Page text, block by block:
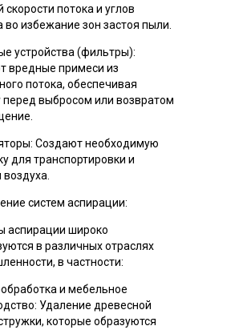
скорости потока и углов
во избежание зон застоя пыли.
устройства (фильтры):
вредные примеси из
потока, обеспечивая
перед выбросом или возвратом
Создают необходимую
для транспортировки и
систем аспирации:
аспирации широко
в различных отраслях
в частности:
и мебельное
Удаление древесной
которые образуются